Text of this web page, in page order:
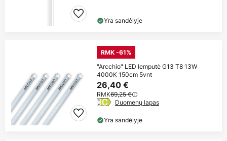
Yra sandėlyje
RMK -61%
"Arcchio" LED lemputė G13 T8 13W
4000K 150cm 5vnt
26,40 €
RMK69,25 €
Duomenų lapas
Yra sandėlyje